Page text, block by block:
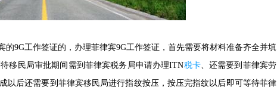
9G工作签证的，办理菲律宾9G工作签证，首先需要将材料准备齐全并填
移民局审批期间需到菲律宾税务局申请办理ITN税卡、还需要到菲律宾劳
以后还需要到菲律宾移民局进行指纹按压，按压完指纹以后即可等待菲律